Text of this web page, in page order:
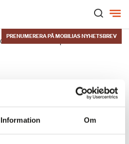
Information Om
PRENUMERERA PÅ MOBILIAS NYHETSBREV
Gratis hälsokontroll på...